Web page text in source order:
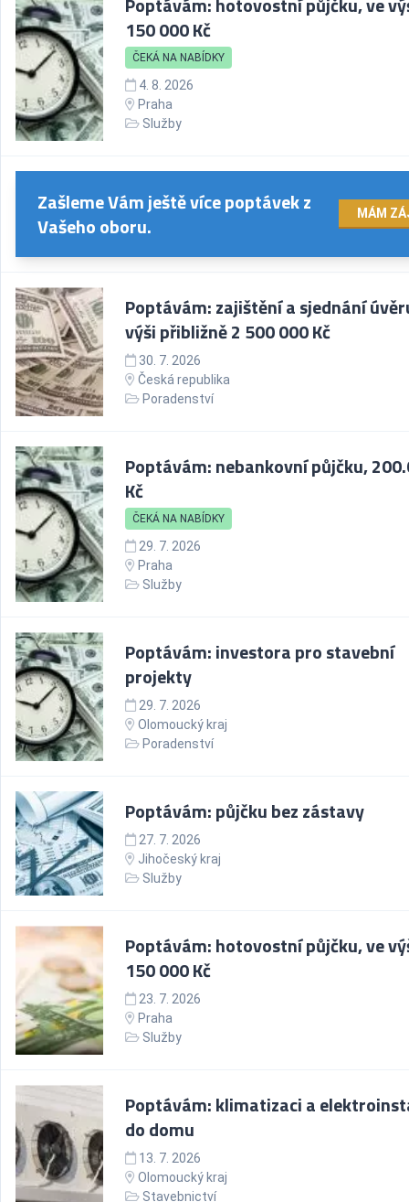
150 000 Kč
ČEKÁ NA NABÍDKY
4. 8. 2026
Praha
Služby
Zašleme Vám ještě více poptávek z
Vašeho oboru.
MÁM
Poptávám: zajištění a sjednání
výši přibližně 2 500 000 Kč
30. 7. 2026
Česká republika
Poradenství
Poptávám: nebankovní půjčku,
Kč
ČEKÁ NA NABÍDKY
29. 7. 2026
Praha
Služby
Poptávám: investora pro stavební
projekty
29. 7. 2026
Olomoucký kraj
Poradenství
Poptávám: půjčku bez zástavy
27. 7. 2026
Jihočeský kraj
Služby
Poptávám: hotovostní půjčku, ve
150 000 Kč
23. 7. 2026
Praha
Služby
Poptávám: klimatizaci a
do domu
13. 7. 2026
Olomoucký kraj
Stavebnictví